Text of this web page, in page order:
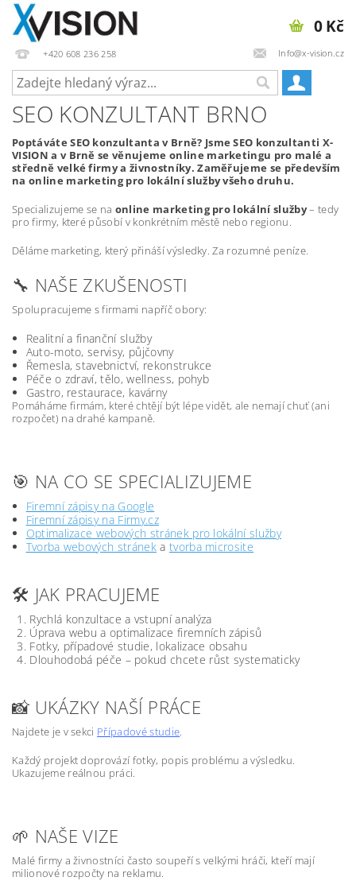
+420 608 236 258 Info@x-vision.cz
0 Kč
SEO KONZULTANT BRNO
Poptáváte SEO konzultanta v Brně? Jsme SEO konzultanti X-
VISION a v Brně se věnujeme online marketingu pro malé a
středně velké firmy a živnostníky. Zaměřujeme se především
na online marketing pro lokální služby všeho druhu.
Specializujeme se na online marketing pro lokální služby– tedy
pro firmy, které působí v konkrétním městě nebo regionu.
Děláme marketing, který přináší výsledky. Za rozumné peníze.
🔧 NAŠE ZKUŠENOSTI
Spolupracujeme s firmami napříč obory:
Realitní a finanční služby
Auto-moto, servisy, půjčovny
Řemesla, stavebnictví, rekonstrukce
Péče o zdraví, tělo, wellness, pohyb
Gastro, restaurace, kavárny
Pomáháme firmám, které chtějí být lépe vidět, ale nemají chuť (ani
rozpočet) na drahé kampaně.
🎯 NA CO SE SPECIALIZUJEME
Firemní zápisy na Google
Firemní zápisy na Firmy.cz
Optimalizace webových stránek pro lokální služby
Tvorba webových stráneka tvorba microsite
🛠️ JAK PRACUJEME
Rychlá konzultace a vstupní analýza
Úprava webu a optimalizace firemních zápisů
Fotky, případové studie, lokalizace obsahu
Dlouhodobá péče – pokud chcete růst systematicky
📸 UKÁZKY NAŠÍ PRÁCE
Najdete je v sekci Případové studie.
Každý projekt doprovází fotky, popis problému a výsledku.
Ukazujeme reálnou práci.
🌱 NAŠE VIZE
Malé firmy a živnostníci často soupeří s velkými hráči, kteří mají
milionové rozpočty na reklamu.